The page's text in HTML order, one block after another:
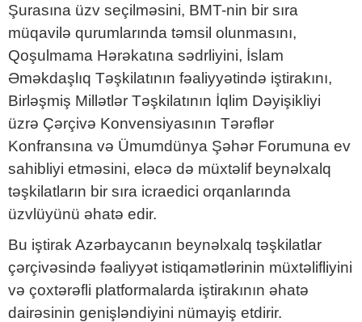
Şurasına üzv seçilməsini, BMT-nin bir sıra
müqavilə qurumlarında təmsil olunmasını,
Qoşulmama Hərəkatına sədrliyini, İslam
Əməkdaşlıq Təşkilatının fəaliyyətində iştirakını,
Birləşmiş Millətlər Təşkilatının İqlim Dəyişikliyi
üzrə Çərçivə Konvensiyasının Tərəflər
Konfransına və Ümumdünya Şəhər Forumuna ev
sahibliyi etməsini, eləcə də müxtəlif beynəlxalq
təşkilatların bir sıra icraedici orqanlarında
üzvlüyünü əhatə edir.
Bu iştirak Azərbaycanın beynəlxalq təşkilatlar
çərçivəsində fəaliyyət istiqamətlərinin müxtəlifliyini
və çoxtərəfli platformalarda iştirakının əhatə
dairəsinin genişləndiyini nümayiş etdirir.